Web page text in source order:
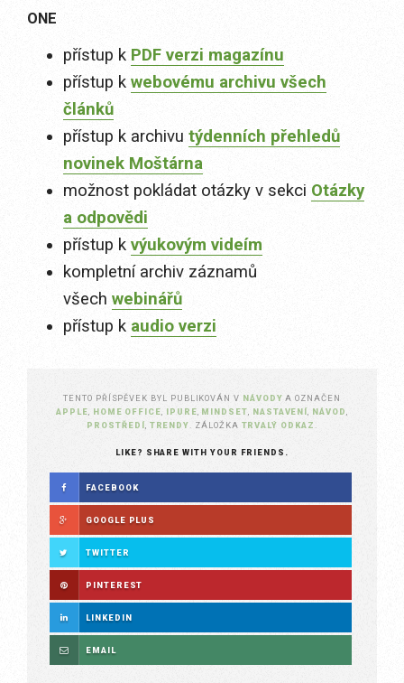
ONE
přístup k PDF verzi magazínu
přístup k webovému archivu všech
článků
přístup k archivu týdenních přehledů
novinek Moštárna
možnost pokládat otázky v sekci Otázky
a odpovědi
přístup k výukovým videím
kompletní archiv záznamů
všech webinářů
přístup k audio verzi
TENTO PŘÍSPĚVEK BYL PUBLIKOVÁN V NÁVODY A OZNAČEN
APPLE
HOME OFFICE IPURE MINDSET NASTAVENÍ NÁVOD
PROSTŘEDÍ TRENDY . ZÁLOŽKA TRVALÝ ODKAZ
LIKE? SHARE WITH YOUR FRIENDS.
FACEBOOK
GOOGLE PLUS
TWITTER
PINTEREST
LINKEDIN
EMAIL